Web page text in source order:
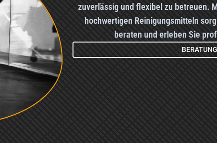
zuverlässig und flexibel zu betreuen.
hochwertigen Reinigungsmitteln
beraten und erleben Sie